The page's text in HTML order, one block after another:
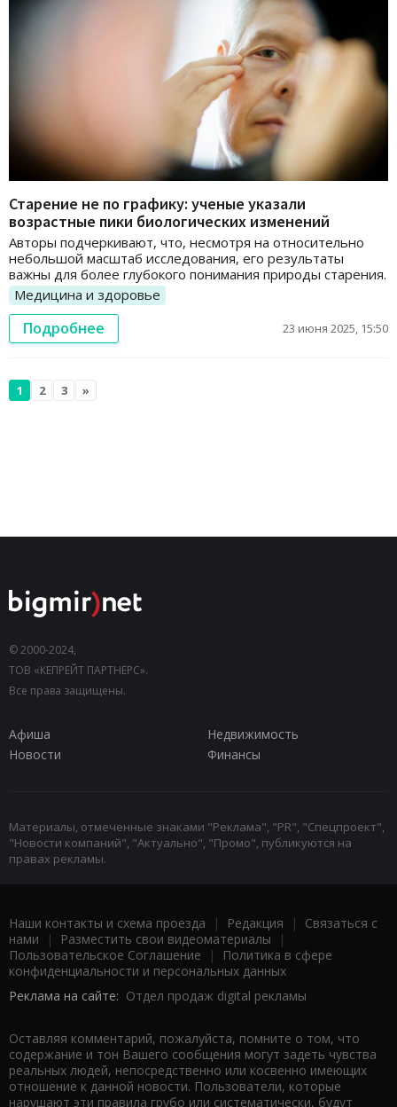
Старение не по графику: ученые указали
возрастные пики биологических изменений
Авторы подчеркивают, что, несмотря на относительно
небольшой масштаб исследования, его результаты
важны для более глубокого понимания природы старения.
Медицина и здоровье
Подробнее 23 июня 2025, 15:50
1 2 3 »
© 2000-2024,
ТОВ «КЕПРЕЙТ ПАРТНЕРС».
Все права защищены.
Афиша
Недвижимость
Новости
Финансы
Материалы, отмеченные знаками "Реклама", "PR", "Спецпроект",
"Новости компаний", "Актуально", "Промо", публикуются на
правах рекламы.
Наши контакты и схема проезда | Редакция | Связаться с
нами | Разместить свои видеоматериалы |
Пользовательское Соглашение |
Политика в сфере
конфиденциальности и персональных данных
Реклама на сайте: Отдел продаж digital рекламы
Оставляя комментарий, пожалуйста, помните о том, что
содержание и тон Вашего сообщения могут задеть чувства
реальных людей, непосредственно или косвенно имеющих
отношение к данной новости. Пользователи, которые
нарушают эти правила грубо или систематически, будут